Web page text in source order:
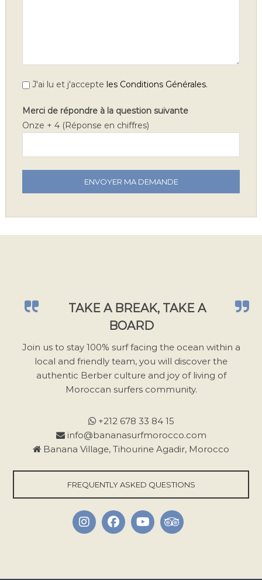
J'ai lu et j'accepte les Conditions Générales.
Merci de répondre à la question suivante
Onze + 4 (Réponse en chiffres)
u
l
i
p
i
TAKE A BREAK, TAKE A
BOARD
Join us to stay 100% surf facing the ocean within a
local and friendly team, you will discover the
authentic Berber culture and joy of living of
Moroccan surfers community.
+212 678 33 84 15
info@bananasurfmorocco.com
Banana Village, Tihourine Agadir, Morocco
FREQUENTLY ASKED QUESTIONS